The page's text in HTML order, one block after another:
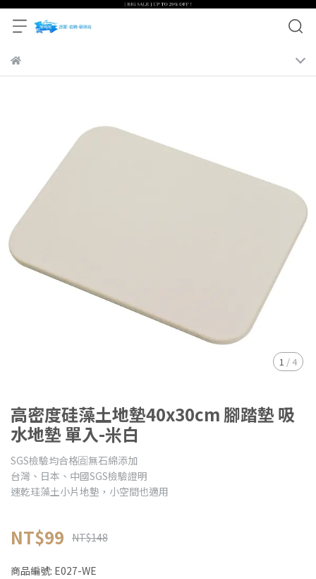
1 / 4
高密度硅藻土地墊40x30cm 腳踏墊 吸
水地墊 單入-米白
SGS檢驗均合格🈴無石綿添加
台灣、日本、中國SGS檢驗證明
速乾珪藻土小片地墊，小空間也適用
NT$99 NT$148
商品編號: E027-WE